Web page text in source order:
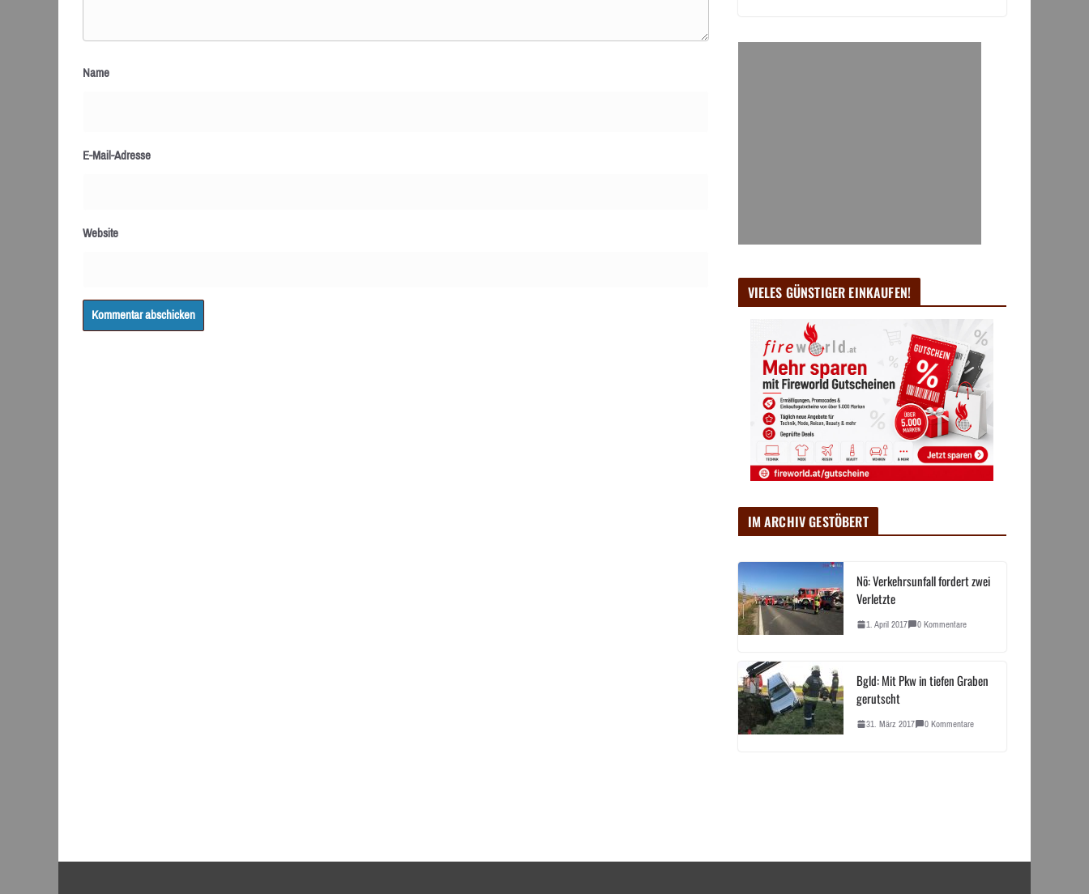
Name
E-Mail-Adresse
Website
VIELES GÜNSTIGER EINKAUFEN!
IM ARCHIV GESTÖBERT
Nö: Verkehrsunfall fordert zwei
Verletzte
1. April 2017 0 Kommentare
Bgld: Mit Pkw in tiefen Graben
gerutscht
31. März 2017 0 Kommentare